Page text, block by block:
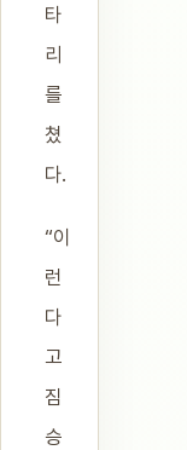
타
리
를
쳤
다.
“이
런
다
고
짐
승